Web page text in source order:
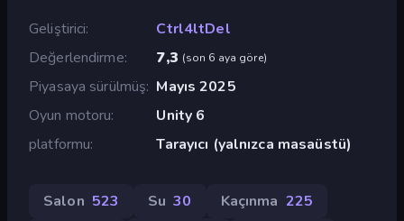
Geliştirici
Ctrl4ltDel
Değerlendirme
7,3 (son 6 aya göre)
Piyasaya sürülmüş Mayıs 2025
Oyun motoru
Unity 6
platformu
Tarayıcı (yalnızca masaüstü)
Salon 523 Su 30 Kaçınma 225